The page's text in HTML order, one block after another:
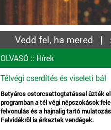
Vedd fel, ha mered |
OLVASÓ :: Hírek
Télvégi cserdítés és viseleti bál
Betyáros ostorcsattogtatással ûzték
programban a tél végi népszokások
felvonulás és a hajnalig tartó
Felvidékrõl is érkeztek vendégek.